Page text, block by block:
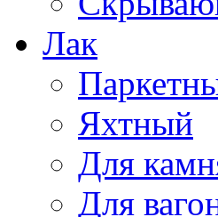
Лак
Яхтный
Для
Для